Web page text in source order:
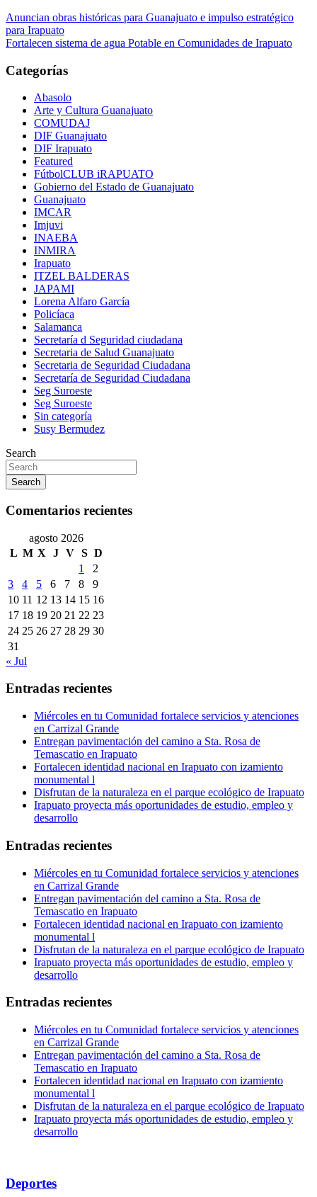
Navegación
de
Anuncian obras históricas para Guanajuato e impulso estratégico
para Irapuato
Fortalecen sistema de agua Potable en Comunidades de Irapuato
Categorías
Abasolo
Arte y Cultura Guanajuato
COMUDAJ
DIF Guanajuato
DIF Irapuato
Featured
FútbolCLUB iRAPUATO
Gobierno del Estado de Guanajuato
Guanajuato
IMCAR
Imjuvi
INAEBA
INMIRA
Irapuato
ITZEL BALDERAS
JAPAMI
Lorena Alfaro García
Policíaca
Salamanca
Secretaría d Seguridad ciudadana
Secretaria de Salud Guanajuato
Secretaria de Seguridad Ciudadana
Secretaría de Seguridad Ciudadana
Seg Suroeste
Seg Suroeste
Sin categoría
Susy Bermudez
Search
Search
Comentarios recientes
agosto 2026
L M X J V S D
1
2
3
4 5 6 7 8
9
10 11 12 13 14 15 16
17 18 19 20 21 22 23
24 25 26 27 28 29 30
31
« Jul
Entradas recientes
Miércoles en tu Comunidad fortalece servicios y atenciones
en Carrizal Grande
Entregan pavimentación del camino a Sta. Rosa de
Temascatio en Irapuato
Fortalecen identidad nacional en Irapuato con izamiento
monumental l
Disfrutan de la naturaleza en el parque ecológico de Irapuato
Irapuato proyecta más oportunidades de estudio, empleo y
desarrollo
Entradas recientes
Miércoles en tu Comunidad fortalece servicios y atenciones
en Carrizal Grande
Entregan pavimentación del camino a Sta. Rosa de
Temascatio en Irapuato
Fortalecen identidad nacional en Irapuato con izamiento
monumental l
Disfrutan de la naturaleza en el parque ecológico de Irapuato
Irapuato proyecta más oportunidades de estudio, empleo y
desarrollo
Entradas recientes
Miércoles en tu Comunidad fortalece servicios y atenciones
en Carrizal Grande
Entregan pavimentación del camino a Sta. Rosa de
Temascatio en Irapuato
Fortalecen identidad nacional en Irapuato con izamiento
monumental l
Disfrutan de la naturaleza en el parque ecológico de Irapuato
Irapuato proyecta más oportunidades de estudio, empleo y
desarrollo
Deportes